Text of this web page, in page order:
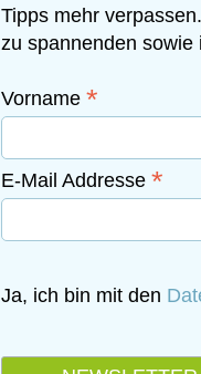
Tipps mehr
zu spannenden
Vorname *
E-Mail Addresse *
Ja, ich bin mit den